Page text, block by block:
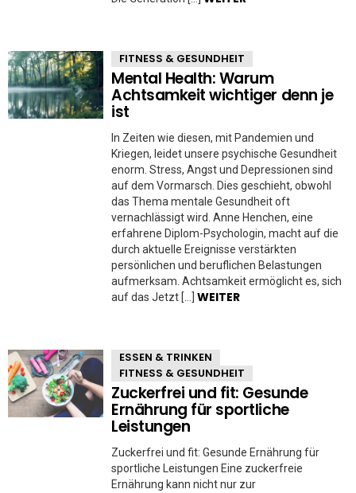
FITNESS & GESUNDHEIT
Mental Health: Warum
Achtsamkeit wichtiger denn je
ist
In Zeiten wie diesen, mit Pandemien und
Kriegen, leidet unsere psychische Gesundheit
enorm. Stress, Angst und Depressionen sind
auf dem Vormarsch. Dies geschieht, obwohl
das Thema mentale Gesundheit oft
vernachlässigt wird. Anne Henchen, eine
erfahrene Diplom-Psychologin, macht auf die
durch aktuelle Ereignisse verstärkten
persönlichen und beruflichen Belastungen
aufmerksam. Achtsamkeit ermöglicht es, sich
auf das Jetzt […] WEITER
ESSEN & TRINKEN
FITNESS & GESUNDHEIT
Zuckerfrei und fit: Gesunde
Ernährung für sportliche
Leistungen
Zuckerfrei und fit: Gesunde Ernährung für
sportliche Leistungen Eine zuckerfreie
Ernährung kann nicht nur zur